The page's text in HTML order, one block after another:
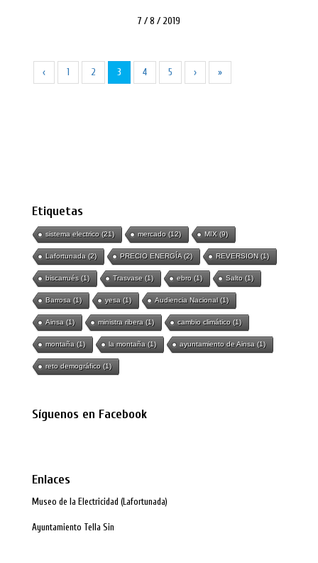
7 / 8 / 2019
‹ 1 2 3 4 5 › »
Etiquetas
sistema electrico(21) mercado(12) MIX(9)
Lafortunada(2) PRECIO ENERGÍA(2) REVERSION(1)
biscarrués(1) Trasvase(1) ebro(1) Salto(1)
Barrosa(1) yesa(1) Audiencia Nacional(1)
Ainsa(1) ministra ribera(1) cambio climático(1)
montaña(1) la montaña(1) ayuntamiento de Ainsa(1)
reto demográfico(1)
Síguenos en Facebook
Enlaces
Museo de la Electricidad (Lafortunada)
Ayuntamiento Tella Sin